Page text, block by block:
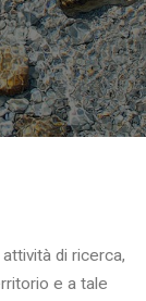
di ricerca,
e a tale